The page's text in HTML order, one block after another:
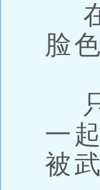
在
脸
只
一
被